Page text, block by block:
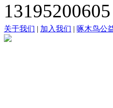
关于我们 | 加入我们 | 啄木鸟公